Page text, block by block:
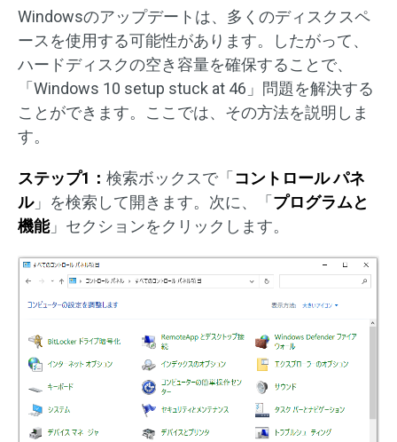
Windowsのアップデートは、多くのディスクスペ
ースを使用する可能性があります。したがって、
ハードディスクの空き容量を確保することで、
「Windows 10 setup stuck at 46」問題を解決する
ことができます。ここでは、その方法を説明しま
す。
ステップ1： 検索ボックスで「 コントロール パネ
ル」を検索して開きます。次に、「 プログラムと
機能」セクションをクリックします。